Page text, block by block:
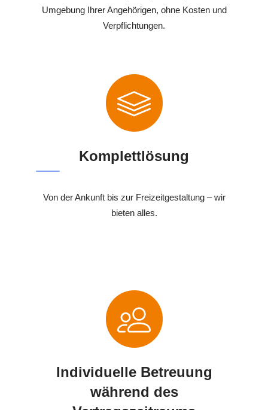
Umgebung Ihrer Angehörigen, ohne Kosten und
Verpflichtungen.
Komplettlösung
Von der Ankunft bis zur Freizeitgestaltung – wir
bieten alles.
Individuelle Betreuung
während des